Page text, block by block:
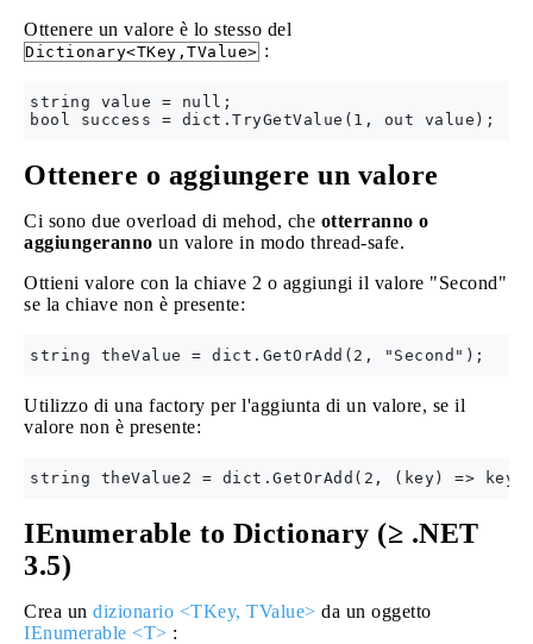
Ottenere un valore è lo stesso del
Dictionary<TKey,TValue> :
string value = null;
Ottenere o aggiungere un valore
Ci sono due overload di mehod, che otterranno o
aggiungeranno un valore in modo thread-safe.
Ottieni valore con la chiave 2 o aggiungi il valore "Second"
se la chiave non è presente:
Utilizzo di una factory per l'aggiunta di un valore, se il
valore non è presente:
IEnumerable to Dictionary (≥ .NET
3.5)
Crea un dizionario <TKey, TValue> da un oggetto
IEnumerable <T> :